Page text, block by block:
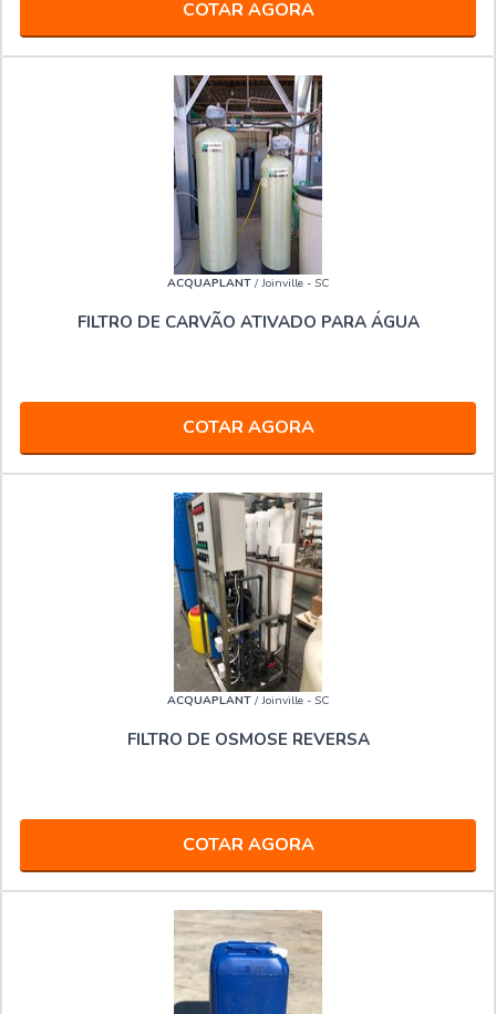
COTAR AGORA
ACQUAPLANT / Joinville - SC
FILTRO DE CARVÃO ATIVADO PARA ÁGUA
COTAR AGORA
ACQUAPLANT / Joinville - SC
FILTRO DE OSMOSE REVERSA
COTAR AGORA